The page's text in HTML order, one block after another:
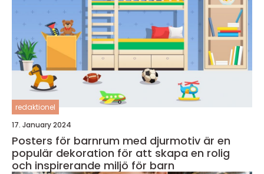
redaktionel
17. January 2024
Posters för barnrum med djurmotiv är en
populär dekoration för att skapa en rolig
och inspirerande miljö för barn